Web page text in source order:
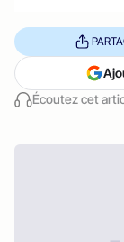
Écoutez cet